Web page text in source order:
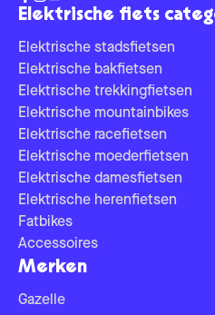
Elektrische fiets
Elektrische stadsfietsen
Elektrische bakfietsen
Elektrische trekkingfietsen
Elektrische mountainbikes
Elektrische racefietsen
Elektrische moederfietsen
Elektrische damesfietsen
Elektrische herenfietsen
Fatbikes
Accessoires
Merken
Gazelle